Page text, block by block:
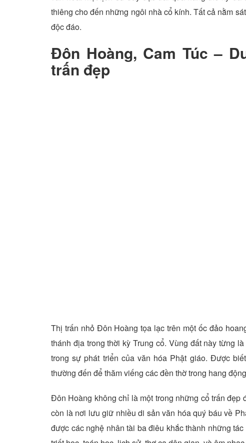
thiêng cho đến những ngôi nhà cổ kính. Tất cả nằm
độc đáo.
Đôn Hoàng, Cam Túc –
trấn đẹp
Thị trấn nhỏ Đôn Hoàng tọa lạc trên một ốc đảo
thánh địa trong thời kỳ Trung cổ. Vùng đất này từng
trong sự phát triển của văn hóa Phật giáo. Được
thường đến để thăm viếng các đền thờ trong hang
Đôn Hoàng không chỉ là một trong những cổ trấn đẹp
còn là nơi lưu giữ nhiều di sản văn hóa quý báu về
được các nghệ nhân tài ba điêu khắc thành những